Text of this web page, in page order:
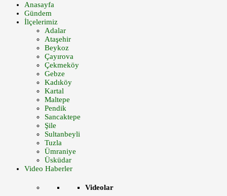
Anasayfa
Gündem
İlçelerimiz
Adalar
Ataşehir
Beykoz
Çayırova
Çekmeköy
Gebze
Kadıköy
Kartal
Maltepe
Pendik
Sancaktepe
Şile
Sultanbeyli
Tuzla
Ümraniye
Üsküdar
Video Haberler
Videolar